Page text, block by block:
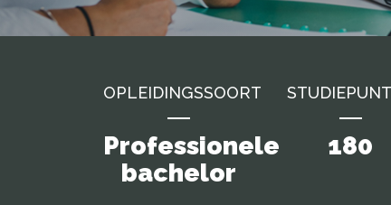
OPLEIDINGSSOORT
Professionele
bachelor
180